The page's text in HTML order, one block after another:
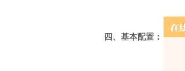
四、基本配置：